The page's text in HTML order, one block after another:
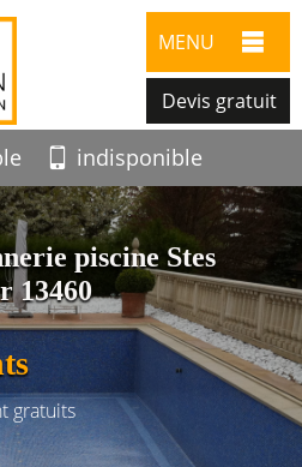
MENU
Devis gratuit
indisponible
piscine Stes
13460
gratuits